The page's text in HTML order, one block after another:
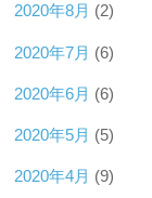
2020年8月 (2)
2020年7月 (6)
2020年6月 (6)
2020年5月 (5)
2020年4月 (9)